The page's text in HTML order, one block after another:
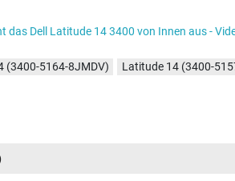
das Dell Latitude 14 3400 von Innen aus -
(3400-5164-8JMDV) Latitude 14 (3400-